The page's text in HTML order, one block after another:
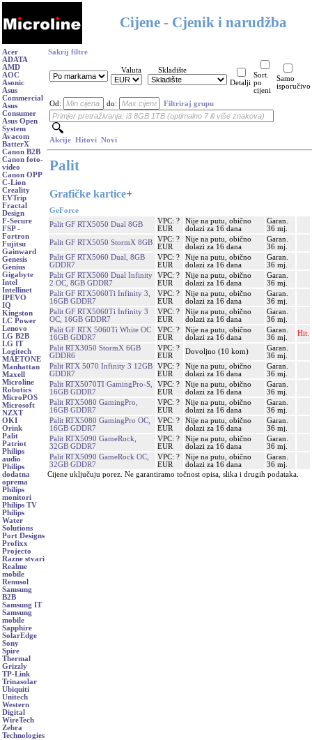
Cijene - Cjenik i narudžba
Acer
ADATA
AMD
AOC
Asonic
Asus
Commercial
Asus
Consumer
Asus Open
System
Avacom
BatterX
Canon B2B
Canon foto-
video
Canon OPP
C-Lion
Creality
EVTrip
Fractal
Design
F-Secure
FSP -
Fortron
Fujitsu
Gainward
Genesis
Genius
Gigabyte
Intel
Intellinet
IPEVO
IQ
Kingston
LC Power
Lenovo
LG B2B
LG IT
Logitech
MAETONE
Manhattan
Maxell
Microline
Robotics
MicroPOS
Microsoft
NZXT
OKI
Orink
Palit
Patriot
Philips
audio
Philips
dodatna
oprema
Philips
monitori
Philips TV
Philips
Water
Solutions
Port Designs
Profixx
Projecto
Razne stvari
Realme
mobile
Renusol
Samsung
B2B
Samsung IT
Samsung
mobile
Sapphire
SolarEdge
Sony
Spire
Thermal
Grizzly
TP-Link
Trinasolar
Ubiquiti
Unitech
Western
Digital
WireTech
Zebra
Technologies
Sakrij filtre
Valuta
Skladište
Detalji
Sort.
po
cijeni
Samo
isporučivo
Od: do: Filtriraj grupu
Akcije Hitovi Novi
Palit
Grafičke kartice+
GeForce
Palit GF RTX5050 Dual 8GB
VPC: ?
EUR
Nije na putu, obično
dolazi za 16 dana
Garan.
36 mj.
Palit GF RTX5050 StormX 8GB
VPC: ?
EUR
Nije na putu, obično
dolazi za 16 dana
Garan.
36 mj.
Palit GF RTX5060 Dual, 8GB
GDDR7
VPC: ?
EUR
Nije na putu, obično
dolazi za 16 dana
Garan.
36 mj.
Palit GF RTX5060 Dual Infinity
2 OC, 8GB GDDR7
VPC: ?
EUR
Nije na putu, obično
dolazi za 16 dana
Garan.
36 mj.
Palit GF RTX5060Ti Infinity 3,
16GB GDDR7
VPC: ?
EUR
Nije na putu, obično
dolazi za 16 dana
Garan.
36 mj.
Palit GF RTX5060Ti Infinity 3
OC, 16GB GDDR7
VPC: ?
EUR
Nije na putu, obično
dolazi za 16 dana
Garan.
36 mj.
Palit GF RTX 5060Ti White OC
16GB GDDR7
VPC: ?
EUR
Nije na putu, obično
dolazi za 16 dana
Garan.
36 mj.
Hit.
Palit RTX3050 StormX 6GB
GDDR6
VPC: ?
EUR
Dovoljno (10 kom)
Garan.
36 mj.
Palit RTX 5070 Infinity 3 12GB
GDDR7
VPC: ?
EUR
Nije na putu, obično
dolazi za 16 dana
Garan.
36 mj.
Palit RTX5070TI GamingPro-S,
16GB GDDR7
VPC: ?
EUR
Nije na putu, obično
dolazi za 16 dana
Garan.
36 mj.
Palit RTX5080 GamingPro,
16GB GDDR7
VPC: ?
EUR
Nije na putu, obično
dolazi za 16 dana
Garan.
36 mj.
Palit RTX5080 GamingPro OC,
16GB GDDR7
VPC: ?
EUR
Nije na putu, obično
dolazi za 16 dana
Garan.
36 mj.
Palit RTX5090 GameRock,
32GB GDDR7
VPC: ?
EUR
Nije na putu, obično
dolazi za 16 dana
Garan.
36 mj.
Palit RTX5090 GameRock OC,
32GB GDDR7
VPC: ?
EUR
Nije na putu, obično
dolazi za 16 dana
Garan.
36 mj.
Cijene uključuju porez. Ne garantiramo točnost opisa, slika i drugih podataka.